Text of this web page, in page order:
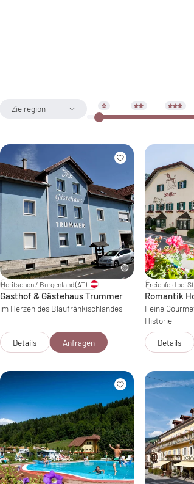
Zielregion
Horitschon / Burgenland(AT)
Gasthof & Gästehaus Trummer
im Herzen des Blaufränkischlandes
Details Anfragen
Freienfeld bei
Romantik
Feine
Historie
Details